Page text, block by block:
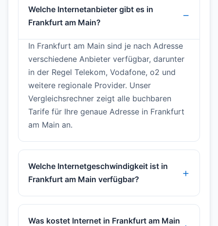
Welche Internetanbieter gibt es in
Frankfurt am Main?
In Frankfurt am Main sind je nach Adresse
verschiedene Anbieter verfügbar, darunter
in der Regel Telekom, Vodafone, o2 und
weitere regionale Provider. Unser
Vergleichsrechner zeigt alle buchbaren
Tarife für Ihre genaue Adresse in Frankfurt
am Main an.
Welche Internetgeschwindigkeit ist in
Frankfurt am Main verfügbar?
Was kostet Internet in Frankfurt am Main